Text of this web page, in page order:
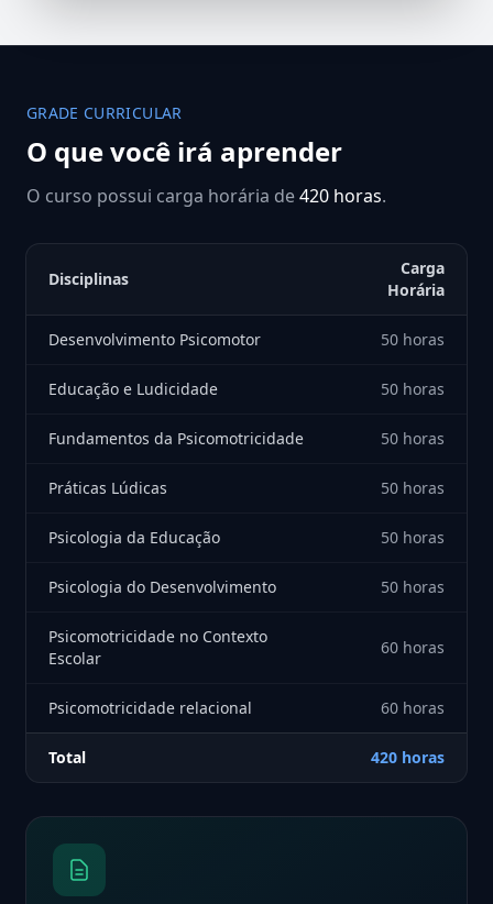
GRADE CURRICULAR
O que você irá aprender
O curso possui carga horária de420 horas.
Disciplinas
Carga
Horária
Desenvolvimento Psicomotor 50 horas
Educação e Ludicidade 50 horas
Fundamentos da Psicomotricidade 50 horas
Práticas Lúdicas 50 horas
Psicologia da Educação 50 horas
Psicologia do Desenvolvimento 50 horas
Psicomotricidade no Contexto
Escolar
60 horas
Psicomotricidade relacional 60 horas
Total 420 horas